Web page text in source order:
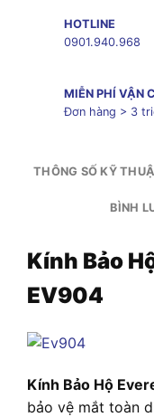
HOTLINE
0901.940.968
MIỄN PHÍ VẬN
Đơn hàng > 3
THÔNG SỐ KỸ
BÌNH
Kính Bảo
EV904
Kính Bảo Hộ
bảo vệ mắt toàn